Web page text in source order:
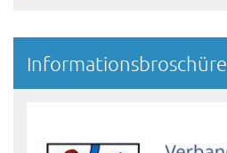
Informationsbroschüre